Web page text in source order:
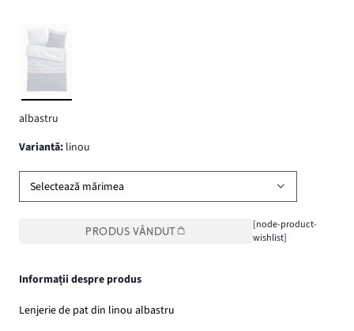
albastru
variantă: linou
Selectează mărimea
PRODUS VÂNDUT
[node-product-
wishlist]
Informații despre produs
Lenjerie de pat din linou albastru